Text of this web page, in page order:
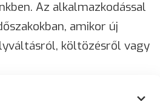
Az alkalmazkodással
amikor új
költözésről vagy